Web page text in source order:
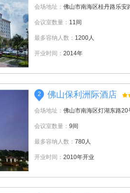
会场地址： 佛山市南海区桂丹路乐安
会议室数量： 11间
最多容纳人数： 1200人
开业时间： 2014年
2 佛山保利洲际酒店
会场地址： 佛山市南海区灯湖东路20
会议室数量： 9间
最多容纳人数： 780人
开业时间： 2010年开业